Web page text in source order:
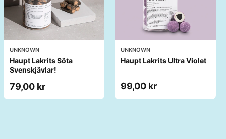
UNKNOWN
Haupt Lakrits Söta
Svenskjävlar!
79,00 kr
UNKNOWN
Haupt Lakrits Ultra Violet
99,00 kr